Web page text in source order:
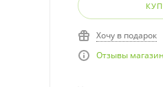
Хочу в подарок
Отзывы